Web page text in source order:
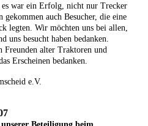
war ein Erfolg, nicht nur Trecker
auch Besucher, die eine
legten. Wir möchten uns bei allen,
uns besucht haben bedanken.
Freunden alter Traktoren und
Erscheinen bedanken.
e.V.